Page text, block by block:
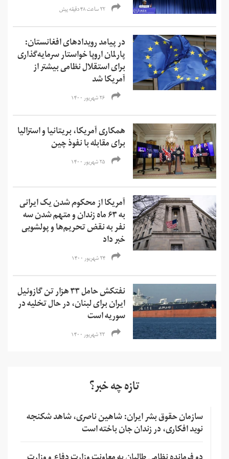
۲۲ ساعت ۴۸ دقیقه پیش
در پیامد رویدادهای افغانستان:
پارلمان اروپا خواستار سرمایه‌گذاری
برای استقلال نظامی بیشتر از
آمریکا شد
۲۶ شهریور ۱۴۰۰
همکاری آمریکا، بریتانیا و استرالیا
برای مقابله با نفوذ چین
۲۵ شهریور ۱۴۰۰
آمریکا از محکوم شدن یک ایرانی
به ۶۳ ماه زندان و متهم شدن سه
نفر به نقض تحریم‌ها و‌ پولشویی
خبر داد
۲۴ شهریور ۱۴۰۰
نفتکش حامل ۳۳ هزار تن گازوئیل
ایران برای لبنان، در حال تخلیه در
سوریه است
۲۳ شهریور ۱۴۰۰
تازه چه خبر؟
سازمان حقوق بشر ایران: شاهین ناصری، شاهد شکنجه
نوید افکاری، در زندان جان باخته است